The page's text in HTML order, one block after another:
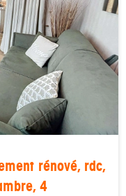
rénové, rdc,
4